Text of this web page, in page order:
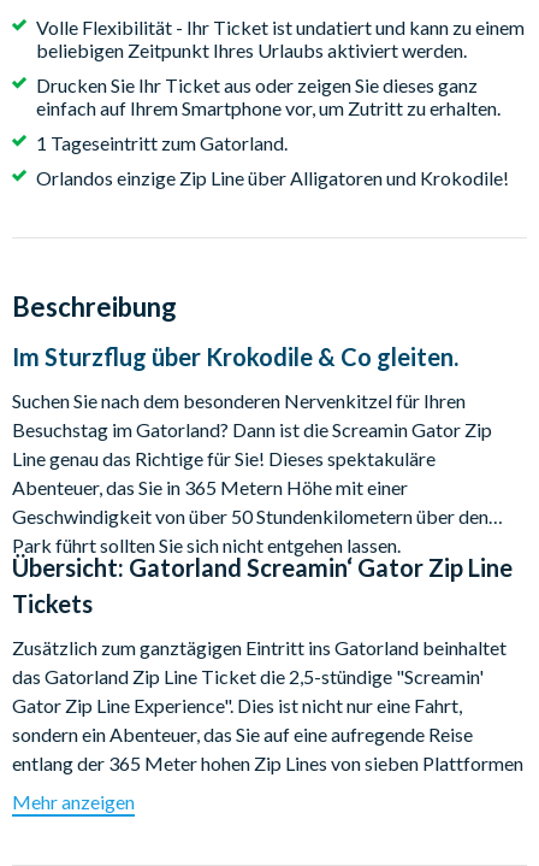
Volle Flexibilität - Ihr Ticket ist undatiert und kann zu einem
beliebigen Zeitpunkt Ihres Urlaubs aktiviert werden.
Drucken Sie Ihr Ticket aus oder zeigen Sie dieses ganz
einfach auf Ihrem Smartphone vor, um Zutritt zu erhalten.
1 Tageseintritt zum Gatorland.
Orlandos einzige Zip Line über Alligatoren und Krokodile!
Beschreibung
Im Sturzflug über Krokodile & Co gleiten.
Suchen Sie nach dem besonderen Nervenkitzel für Ihren
Besuchstag im Gatorland? Dann ist die Screamin Gator Zip
Line genau das Richtige für Sie! Dieses spektakuläre
Abenteuer, das Sie in 365 Metern Höhe mit einer
Geschwindigkeit von über 50 Stundenkilometern über den
Park führt sollten Sie sich nicht entgehen lassen.
Übersicht: Gatorland Screamin‘ Gator Zip Line
Tickets
Zusätzlich zum ganztägigen Eintritt ins Gatorland beinhaltet
das Gatorland Zip Line Ticket die 2,5-stündige "Screamin'
Gator Zip Line Experience". Dies ist nicht nur eine Fahrt,
sondern ein Abenteuer, das Sie auf eine aufregende Reise
entlang der 365 Meter hohen Zip Lines von sieben Plattformen
aus mitnimmt, durch die natürlichen und malerischen
Lebensräume von Gatorland.
Mehr anzeigen